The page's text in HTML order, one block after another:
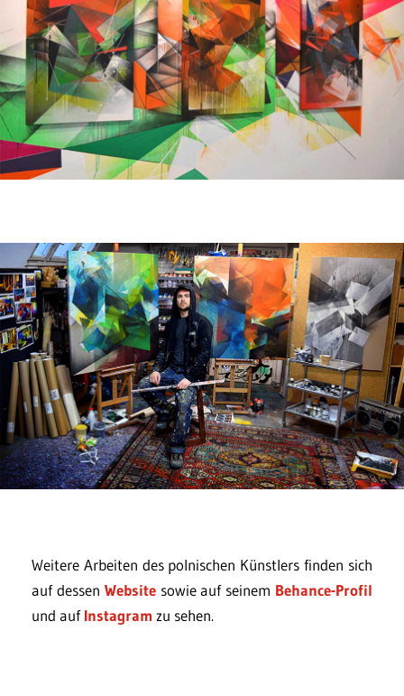
Weitere Arbeiten des polnischen Künstlers finden sich
auf dessen Websitesowie auf seinem Behance-Profil
und aufInstagram zu sehen.